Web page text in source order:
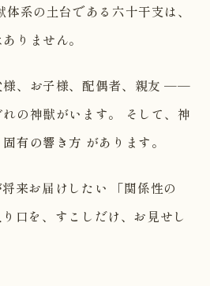
系の土台である六十干支は、
りません。
様、お子様、配偶者、親友 ──
の神獣がいます。 そして、神
固有の響き方 があります。
来お届けしたい 「関係性の
を、すこしだけ、お見せし